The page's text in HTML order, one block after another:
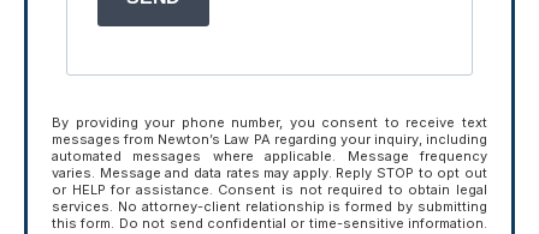
By providing your phone number, you consent to receive text
messages from Newton’s Law PA regarding your inquiry, including
automated messages where applicable. Message frequency
varies. Message and data rates may apply. Reply STOP to opt out
or HELP for assistance. Consent is not required to obtain legal
services. No attorney-client relationship is formed by submitting
this form. Do not send confidential or time-sensitive information.